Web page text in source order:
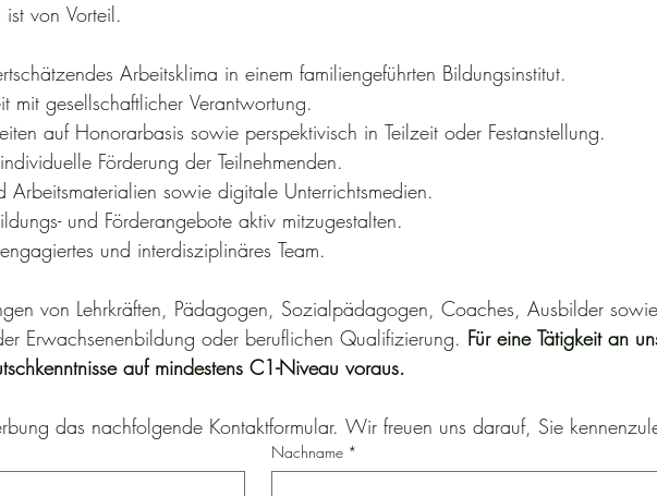
von Vorteil.
Arbeitsklima in einem familiengeführten Bildungsinstitut.
mit gesellschaftlicher Verantwortung.
auf Honorarbasis sowie perspektivisch in Teilzeit oder Festanstellung.
Förderung der Teilnehmenden.
Arbeitsmaterialien sowie digitale Unterrichtsmedien.
und Förderangebote aktiv mitzugestalten.
und interdisziplinäres Team.
von Lehrkräften, Pädagogen, Sozialpädagogen, Coaches, Ausbilder sowie
Erwachsenenbildung oder beruflichen Qualifizierung. Für eine Tätigkeit an
auf mindestens C1-Niveau voraus.
das nachfolgende Kontaktformular. Wir freuen uns darauf, Sie
Nachname *